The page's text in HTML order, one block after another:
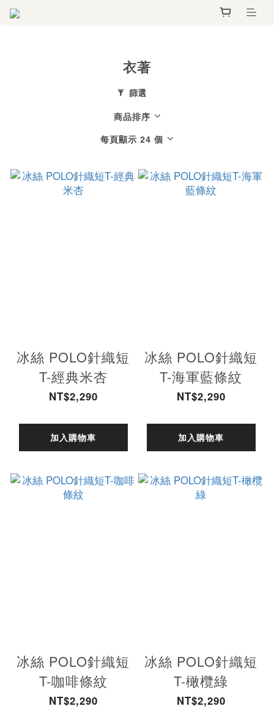
衣著
篩選
商品排序
每頁顯示 24 個
冰絲 POLO針織短
T-經典米杏
NT$2,290
加入購物車
冰絲 POLO針織短
T-海軍藍條紋
NT$2,290
加入購物車
冰絲 POLO針織短
T-咖啡條紋
NT$2,290
冰絲 POLO針織短
T-橄欖綠
NT$2,290